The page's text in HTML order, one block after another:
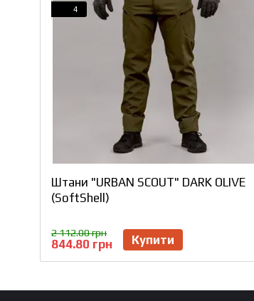
4
Штани "URBAN SCOUT" DARK OLIVE
(SoftShell)
2 112.00 грн
844.80 грн Купити